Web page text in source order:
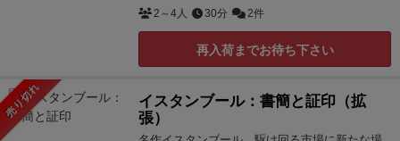
2～4人 30分 2件
再入荷までお待ち下さい
売り切れ
イスタンブール：書簡と証印（拡
張）